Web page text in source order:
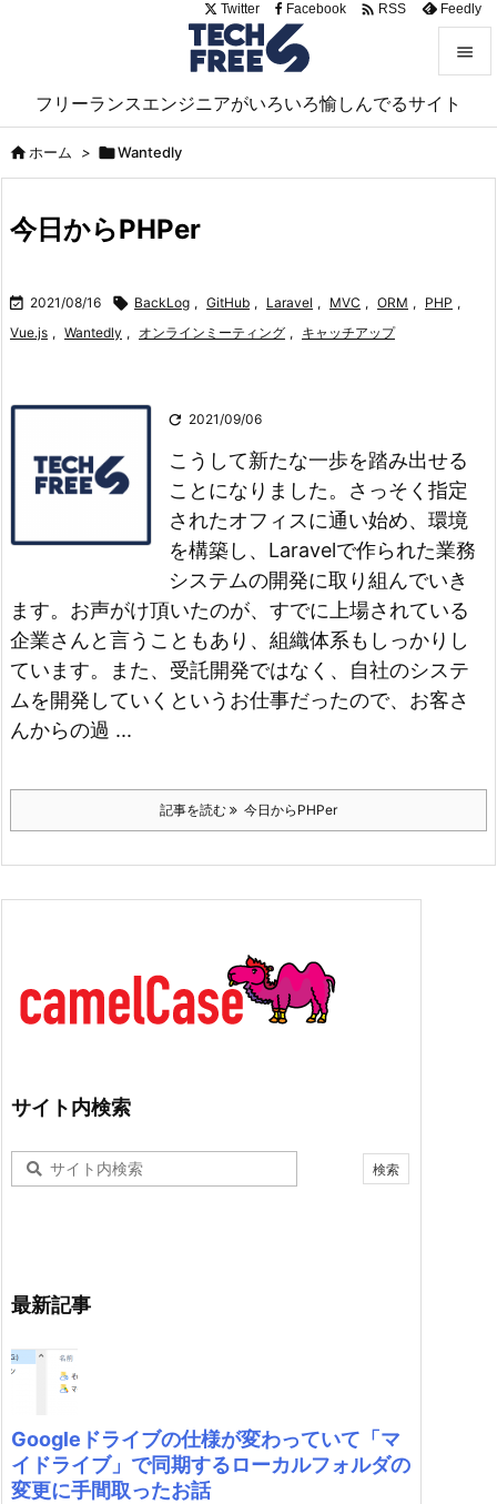
フリーランスエンジニアがいろいろ愉しんでるサイト


サイド
Twitter Facebook  RSS Feedly
ホーム > Wantedly
今日からPHPer
 2021/08/16  BackLog , GitHub , Laravel , MVC , ORM , PHP ,
Vue.js , Wantedly , オンラインミーティング , キャッチアップ
 2021/09/06
こうして新たな一歩を踏み出せる
ことになりました。 さっそく指定
されたオフィスに通い始め、環境
を構築し、Laravelで作られた業務
システムの開発に取り組んでいき
ます。 お声がけ頂いたのが、すでに上場されている
企業さんと言うこともあり、組織体系もしっかりし
ています。
また、受託開発ではなく、自社のシステ
ムを開発していくというお仕事だったので、お客さ
んからの過 ...
記事を読む 今日からPHPer
サイト内検索
最新記事
Googleドライブの仕様が変わっていて「マ
イドライブ」で同期するローカルフォルダの
変更に手間取ったお話